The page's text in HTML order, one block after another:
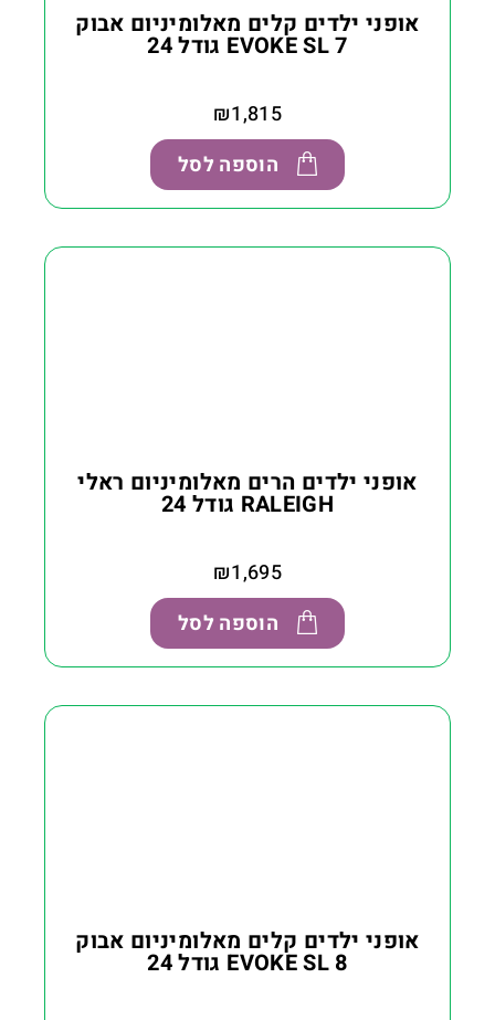
אופני ילדים קלים מאלומיניום אבוק
EVOKE SL 7 גודל 24
₪1,815
הוספה לסל
אופני ילדים הרים מאלומיניום ראלי
RALEIGH גודל 24
₪1,695
הוספה לסל
אופני ילדים קלים מאלומיניום אבוק
EVOKE SL 8 גודל 24